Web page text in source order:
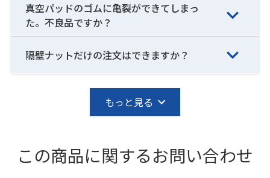
真空パッドのゴムに亀裂ができてしまっ
た。不良品ですか？
隔壁ナットだけの注文はできますか？
もっと見る
この商品に関するお問い合わせ